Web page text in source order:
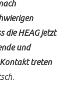
die HEAG jetzt
und
treten